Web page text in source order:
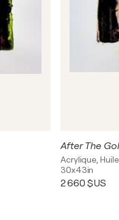
After The
Acrylique,
30x43in
2 660 $US